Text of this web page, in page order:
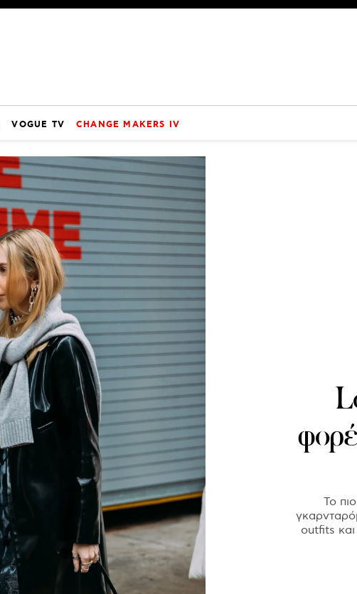
VOGUE TV CHANGE MAKERS IV
Το
outfits